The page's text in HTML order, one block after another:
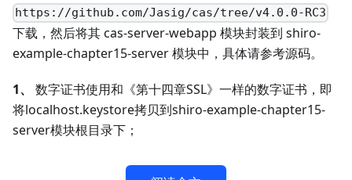
https://github.com/Jasig/cas/tree/v4.0.0-RC3
下载，然后将其 cas-server-webapp 模块封装到 shiro-
example-chapter15-server 模块中，具体请参考源码。
1、
数字证书使用和《第十四章SSL》一样的数字证书，即
将localhost.keystore拷贝到shiro-example-chapter15-
server模块根目录下；